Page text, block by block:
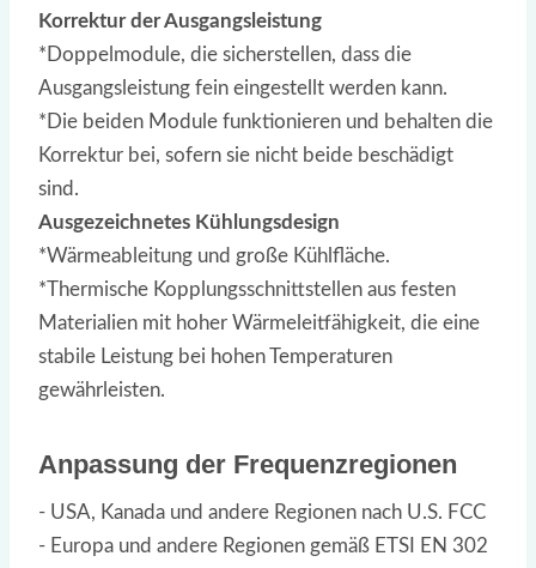
Korrektur der Ausgangsleistung
*Doppelmodule, die sicherstellen, dass die
Ausgangsleistung fein eingestellt werden kann.
*Die beiden Module funktionieren und behalten die
Korrektur bei, sofern sie nicht beide beschädigt
sind.
Ausgezeichnetes Kühlungsdesign
*Wärmeableitung und große Kühlfläche.
*Thermische Kopplungsschnittstellen aus festen
Materialien mit hoher Wärmeleitfähigkeit, die eine
stabile Leistung bei hohen Temperaturen
gewährleisten.
Anpassung der Frequenzregionen
- USA, Kanada und andere Regionen nach U.S. FCC
- Europa und andere Regionen gemäß ETSI EN 302